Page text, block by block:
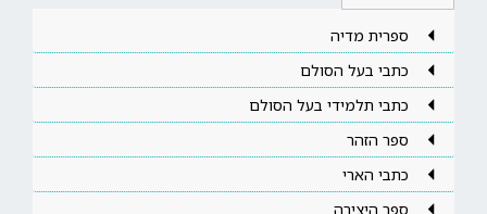
ספרית מדיה
כתבי בעל הסולם
כתבי תלמידי בעל הסולם
ספר הזהר
כתבי הארי
ספר היצירה